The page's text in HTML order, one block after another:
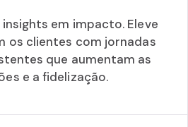
em impacto. Eleve
os clientes com jornadas
que aumentam as
e a fidelização.